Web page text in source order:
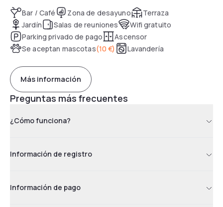
Bar / Café Zona de desayuno
Terraza
Jardín
Salas de reuniones
Wifi gratuito
Parking privado de pago
Ascensor
Se aceptan mascotas(10 €) Lavandería
Más información
Preguntas más frecuentes
¿Cómo funciona?
Información de registro
Información de pago